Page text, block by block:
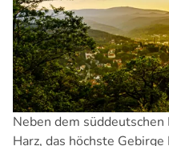
Neben dem
Harz, das höchste